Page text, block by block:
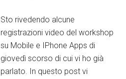
Sto rivedendo alcune
registrazioni video del workshop
su Mobile e IPhone Apps di
giovedì scorso di cui vi ho già
parlato. In questo post vi